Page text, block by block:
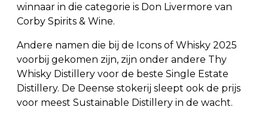
winnaar in die categorie is Don Livermore van
Corby Spirits & Wine.
Andere namen die bij de Icons of Whisky 2025
voorbij gekomen zijn, zijn onder andere Thy
Whisky Distillery voor de beste Single Estate
Distillery. De Deense stokerij sleept ook de prijs
voor meest Sustainable Distillery in de wacht.